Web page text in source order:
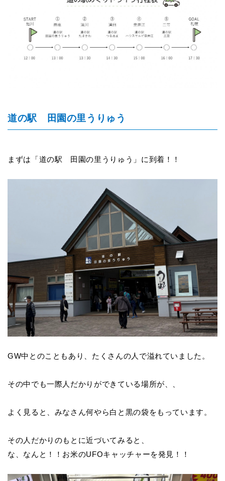
道の駅 田園の里うりゅう
まずは「道の駅 田園の里うりゅう」に到着！！
GW中とのこともあり、たくさんの人で溢れていました。
その中でも一際人だかりができている場所が、、
よく見ると、みなさん何やら白と黒の袋をもっています。
その人だかりのもとに近づいてみると、
な、なんと！！お米のUFOキャッチャーを発見！！